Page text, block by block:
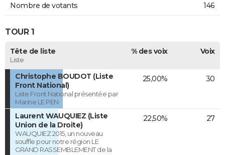
Nombre de votants 146
TOUR 1
Tête de liste
Liste
% des voix Voix
Christophe BOUDOT (Liste
Front National)
Liste Front National présentée par
Marine LE PEN
25,00% 30
Laurent WAUQUIEZ (Liste
Union de la Droite)
WAUQUIEZ 2015, un nouveau
souffle pour notre région LE
GRAND RASSEMBLEMENT de la
22,50% 27